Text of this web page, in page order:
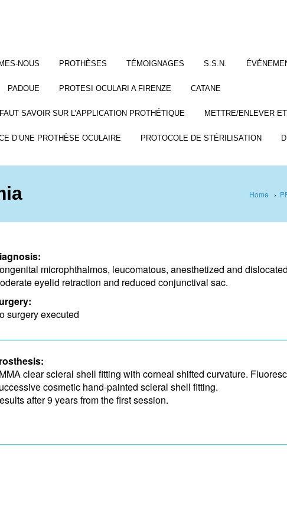
NOUS PROTHÈSES TÉMOIGNAGES S.S.N.
PADOUE PROTESI OCULARI A FIRENZE CATANE
SAVOIR SUR L’APPLICATION PROTHÉTIQUE METTRE/ENLEVER
D’UNE PROTHÈSE OCULAIRE PROTOCOLE DE STÉRILISATION
Home ›
microphthalmos, leucomatous, anesthetized and
eyelid retraction and ​reduced conjunctival sac.
surgery executed
clear scleral shell fitting with corneal shifted curvature.
cosmetic hand-painted scleral shell fitting.
after 9 years from the first session.